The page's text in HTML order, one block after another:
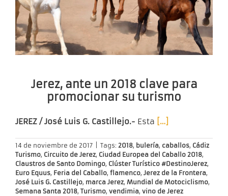
Jerez, ante un 2018 clave para
promocionar su turismo
JEREZ / José Luis G. Castillejo.- Esta […]
14 de noviembre de 2017 Tags: 2018, bulería, caballos, Cádiz
Turismo, Circuito de Jerez, Ciudad Europea del Caballo 2018,
Claustros de Santo Domingo, Clúster Turístico #DestinoJerez,
Euro Equus, Feria del Caballo, flamenco, Jerez de la Frontera,
José Luis G. Castillejo, marca Jerez, Mundial de Motociclismo,
Semana Santa 2018, Turismo, vendimia, vino de Jerez